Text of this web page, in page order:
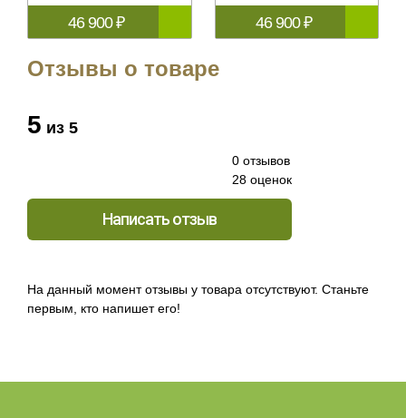
46 900 ₽ 46 900 ₽
Отзывы о товаре
5 из 5
0 отзывов
28 оценок
Написать отзыв
На данный момент отзывы у товара отсутствуют. Станьте
первым, кто напишет его!